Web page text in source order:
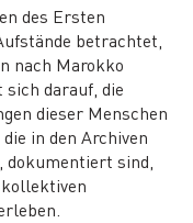
des Ersten
betrachtet,
nach Marokko
darauf, die
dieser Menschen
in den Archiven
dokumentiert sind,